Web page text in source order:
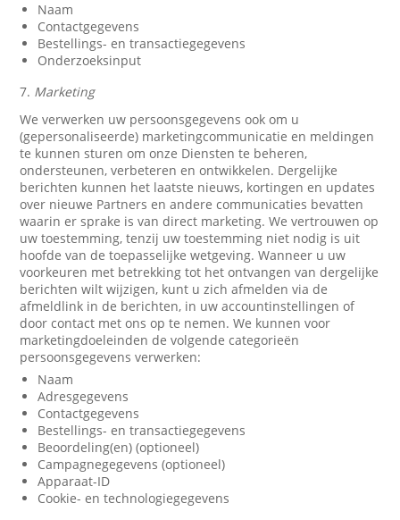
Naam
Contactgegevens
Bestellings- en transactiegegevens
Onderzoeksinput
7. Marketing
We verwerken uw persoonsgegevens ook om u
(gepersonaliseerde) marketingcommunicatie en meldingen
te kunnen sturen om onze Diensten te beheren,
ondersteunen, verbeteren en ontwikkelen. Dergelijke
berichten kunnen het laatste nieuws, kortingen en updates
over nieuwe Partners en andere communicaties bevatten
waarin er sprake is van direct marketing. We vertrouwen op
uw toestemming, tenzij uw toestemming niet nodig is uit
hoofde van de toepasselijke wetgeving. Wanneer u uw
voorkeuren met betrekking tot het ontvangen van dergelijke
berichten wilt wijzigen, kunt u zich afmelden via de
afmeldlink in de berichten, in uw accountinstellingen of
door contact met ons op te nemen. We kunnen voor
marketingdoeleinden de volgende categorieën
persoonsgegevens verwerken:
Naam
Adresgegevens
Contactgegevens
Bestellings- en transactiegegevens
Beoordeling(en) (optioneel)
Campagnegegevens (optioneel)
Apparaat-ID
Cookie- en technologiegegevens